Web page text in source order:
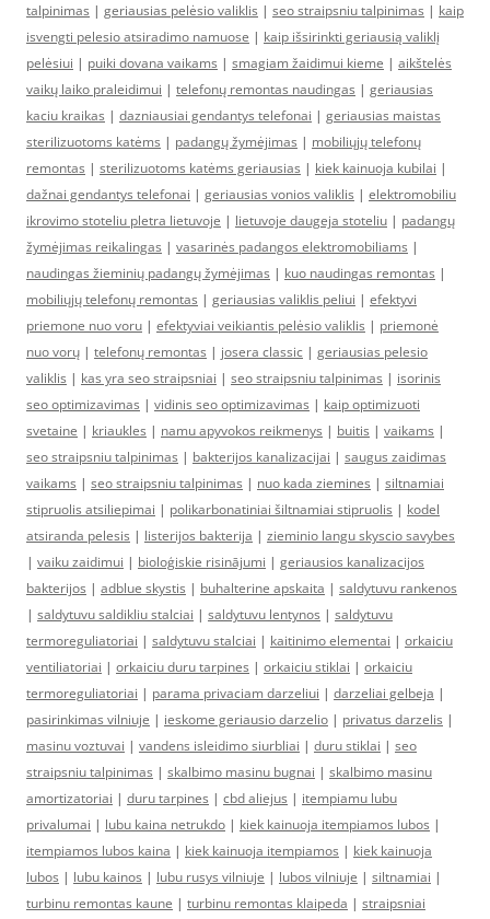
talpinimas | geriausias pelėsio valiklis | seo straipsniu talpinimas | kaip
isvengti pelesio atsiradimo namuose | kaip išsirinkti geriausią valiklį
pelėsiui | puiki dovana vaikams | smagiam žaidimui kieme | aikštelės
vaikų laiko praleidimui | telefonų remontas naudingas | geriausias
kaciu kraikas | dazniausiai gendantys telefonai | geriausias maistas
sterilizuotoms katėms | padangų žymėjimas | mobiliųjų telefonų
remontas | sterilizuotoms katėms geriausias | kiek kainuoja kubilai |
dažnai gendantys telefonai | geriausias vonios valiklis | elektromobiliu
ikrovimo stoteliu pletra lietuvoje | lietuvoje daugeja stoteliu | padangų
žymėjimas reikalingas | vasarinės padangos elektromobiliams |
naudingas žieminių padangų žymėjimas | kuo naudingas remontas |
mobiliųjų telefonų remontas | geriausias valiklis peliui | efektyvi
priemone nuo voru | efektyviai veikiantis pelėsio valiklis | priemonė
nuo vorų | telefonų remontas | josera classic | geriausias pelesio
valiklis | kas yra seo straipsniai | seo straipsniu talpinimas | isorinis
seo optimizavimas | vidinis seo optimizavimas | kaip optimizuoti
svetaine | kriaukles | namu apyvokos reikmenys | buitis | vaikams |
seo straipsniu talpinimas | bakterijos kanalizacijai | saugus zaidimas
vaikams | seo straipsniu talpinimas | nuo kada ziemines | siltnamiai
stipruolis atsiliepimai | polikarbonatiniai šiltnamiai stipruolis | kodel
atsiranda pelesis | listerijos bakterija | zieminio langu skyscio savybes
| vaiku zaidimui | bioloģiskie risinājumi | geriausios kanalizacijos
bakterijos | adblue skystis | buhalterine apskaita | saldytuvu rankenos
| saldytuvu saldikliu stalciai | saldytuvu lentynos | saldytuvu
termoreguliatoriai | saldytuvu stalciai | kaitinimo elementai | orkaiciu
ventiliatoriai | orkaiciu duru tarpines | orkaiciu stiklai | orkaiciu
termoreguliatoriai | parama privaciam darzeliui | darzeliai gelbeja |
pasirinkimas vilniuje | ieskome geriausio darzelio | privatus darzelis |
masinu voztuvai | vandens isleidimo siurbliai | duru stiklai | seo
straipsniu talpinimas | skalbimo masinu bugnai | skalbimo masinu
amortizatoriai | duru tarpines | cbd aliejus | itempiamu lubu
privalumai | lubu kaina netrukdo | kiek kainuoja itempiamos lubos |
itempiamos lubos kaina | kiek kainuoja itempiamos | kiek kainuoja
lubos | lubu kainos | lubu rusys vilniuje | lubos vilniuje | siltnamiai |
turbinu remontas kaune | turbinu remontas klaipeda | straipsniai